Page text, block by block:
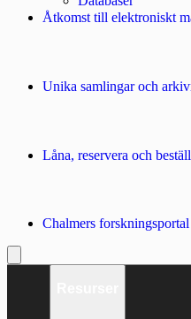
Åtkomst till elektroniskt
Unika samlingar och
Låna, reservera och
Chalmers forskningsportal